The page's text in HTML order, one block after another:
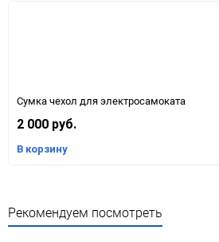
Cумка чехол для электросамоката
2 000 руб.
В корзину
Рекомендуем посмотреть